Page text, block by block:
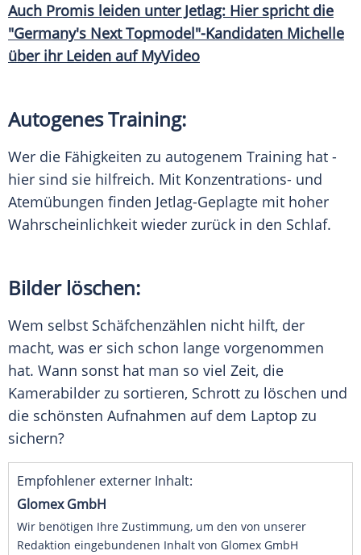
Auch Promis leiden unter Jetlag: Hier spricht die
"Germany's Next Topmodel"-Kandidaten Michelle
über ihr Leiden auf MyVideo
Autogenes Training:
Wer die Fähigkeiten zu autogenem Training hat -
hier sind sie hilfreich. Mit Konzentrations- und
Atemübungen finden Jetlag-Geplagte mit hoher
Wahrscheinlichkeit wieder zurück in den Schlaf.
Bilder löschen:
Wem selbst Schäfchenzählen nicht hilft, der
macht, was er sich schon lange vorgenommen
hat. Wann sonst hat man so viel Zeit, die
Kamerabilder zu sortieren, Schrott zu löschen und
die schönsten Aufnahmen auf dem Laptop zu
sichern?
Empfohlener externer Inhalt:
Glomex GmbH
Wir benötigen Ihre Zustimmung, um den von unserer
Redaktion eingebundenen Inhalt von Glomex GmbH